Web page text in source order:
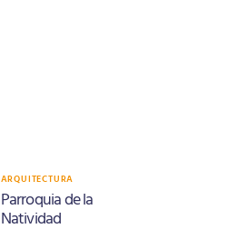
ARQUITECTURA
Parroquia de la
Natividad